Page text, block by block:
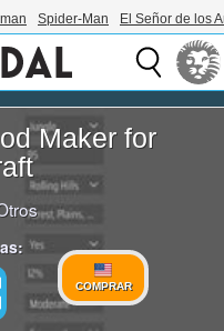
Spider-Man El Señor de los
Maker for
COMPRAR